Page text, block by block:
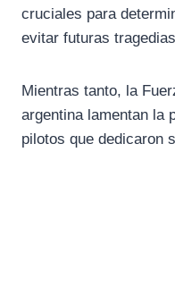
cruciales para
evitar futuras
Mientras tanto, la
argentina lamentan la
pilotos que dedicaron